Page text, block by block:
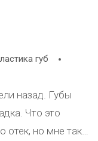
губ
назад. Губы
Что это
отек, но мне так